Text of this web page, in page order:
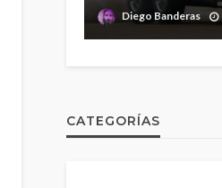
Diego Banderas
CATEGORÍAS